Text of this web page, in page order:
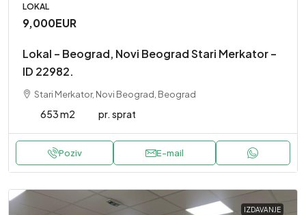
LOKAL
9,000EUR
Lokal – Beograd, Novi Beograd Stari Merkator –
ID 22982.
Stari Merkator, Novi Beograd, Beograd
653 m2 pr. sprat
Poziv E-mail
IZDAVANJE